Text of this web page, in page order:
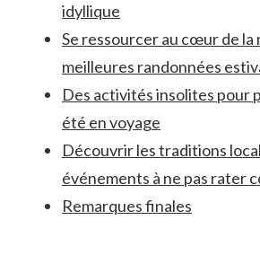
idyllique⁢
Se ressourcer​ au⁤ cœur de la
meilleures randonnées
Des activités insolites pour⁢
été en voyage
Découvrir les traditions
‌événements à ne pas⁣ rater
Remarques​ finales